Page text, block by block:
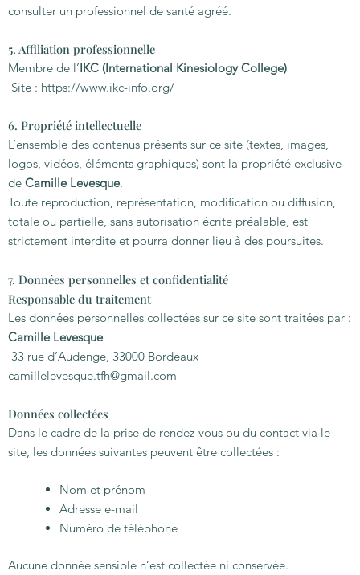
consulter un professionnel de santé agréé.
5. Affiliation professionnelle
Membre de l’IKC (International Kinesiology College)
Site : https://www.ikc-info.org/
6. Propriété intellectuelle
L’ensemble des contenus présents sur ce site (textes, images,
logos, vidéos, éléments graphiques) sont la propriété exclusive
de Camille Levesque.
Toute reproduction, représentation, modification ou diffusion,
totale ou partielle, sans autorisation écrite préalable, est
strictement interdite et pourra donner lieu à des poursuites.
7. Données personnelles et confidentialité
Responsable du traitement
Les données personnelles collectées sur ce site sont traitées par :
Camille Levesque
33 rue d’Audenge, 33000 Bordeaux
camillelevesque.tfh@gmail.com
Données collectées
Dans le cadre de la prise de rendez-vous ou du contact via le
site, les données suivantes peuvent être collectées :
Nom et prénom
Adresse e-mail
Numéro de téléphone
Aucune donnée sensible n’est collectée ni conservée.